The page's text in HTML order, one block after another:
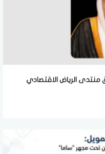
منتدى الرياض الاقتصادي